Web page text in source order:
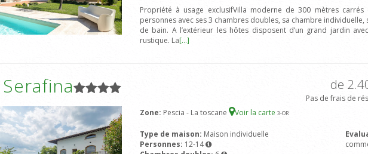
Propriété à usage exclusifVilla moderne de 300 mètres carrés
personnes avec ses 3 chambres doubles, sa chambre
de bain. A l’extérieur les hôtes disposent d’un grand jardin
rustique. La[...]
de
Pas de frais de
Zone: Pescia - La toscane Voir la carte 3-OR
Type de maison: Maison individuelle
Personnes: 12-14